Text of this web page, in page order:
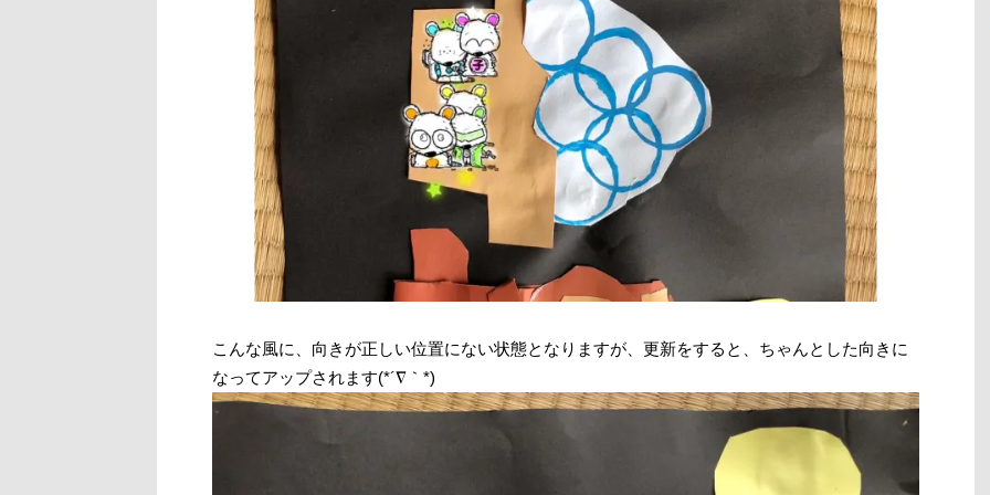
こんな風に、向きが正しい位置にない状態となりますが、更新をすると、ちゃんとした向きに
なってアップされます(*´∇｀*)